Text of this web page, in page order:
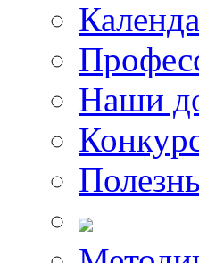
Наши